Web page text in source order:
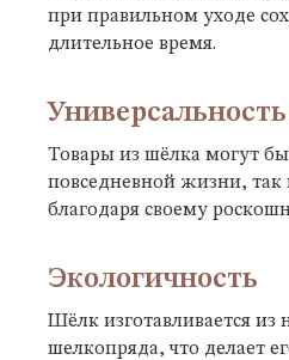
при правильном уходе
длительное время.
Товары из шёлка могут
повседневной жизни, так
благодаря своему
Экологичность
Шёлк изготавливается из
шелкопряда, что делает